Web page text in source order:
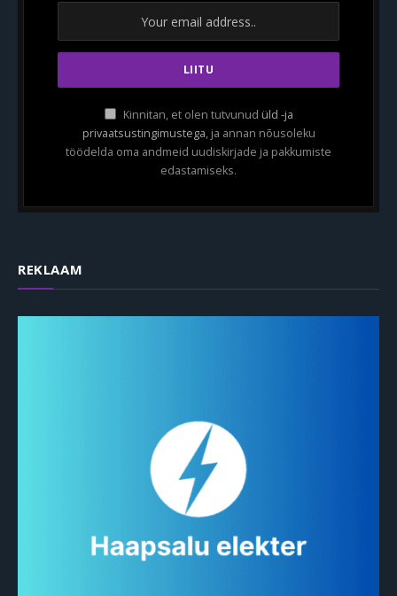
Kinnitan, et olen tutvunud üld -ja
privaatsustingimustega, ja annan nõusoleku
töödelda oma andmeid uudiskirjade ja pakkumiste
edastamiseks.
REKLAAM